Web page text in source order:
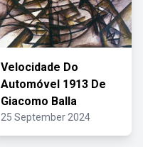
Velocidade Do
Automóvel 1913 De
Giacomo Balla
25 September 2024